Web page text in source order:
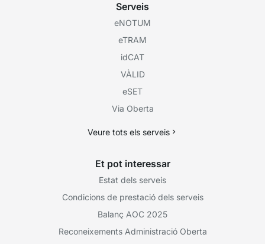
Serveis
eNOTUM
eTRAM
idCAT
VÀLID
eSET
Via Oberta
Veure tots els serveis
Et pot interessar
Estat dels serveis
Condicions de prestació dels serveis
Balanç AOC 2025
Reconeixements Administració Oberta